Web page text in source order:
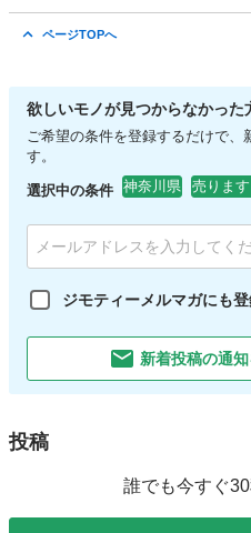
ページTOPへ
欲しいモノが見つからなかった
ご希望の条件を登録するだけで、
す。
選択中の条件 神奈川県 売りま
ジモティーメルマガにも
新着投稿の通
投稿
誰でも今すぐ